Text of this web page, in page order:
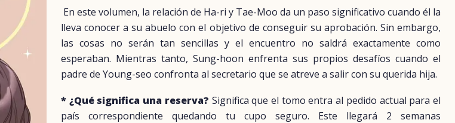
En este volumen, la relación de Ha-ri y Tae-Moo da un paso significativo cuando él la
lleva conocer a su abuelo con el objetivo de conseguir su aprobación. Sin embargo,
las cosas no serán tan sencillas y el encuentro no saldrá exactamente como
esperaban. Mientras tanto, Sung-hoon enfrenta sus propios desafíos cuando el
padre de Young-seo confronta al secretario que se atreve a salir con su querida hija.
* ¿Qué significa una reserva? Significa que el tomo entra al pedido actual para el
país correspondiente quedando tu cupo seguro. Este llegará 2 semanas